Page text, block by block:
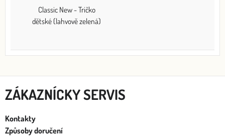
Classic New - Tričko
dětské (lahvově zelená)
ZÁKAZNÍCKY SERVIS
Kontakty
Způsoby doručení